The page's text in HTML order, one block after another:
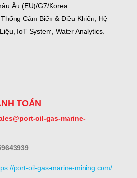
Âu (EU)/G7/Korea.
Cảm Biến & Điều Khiển, Hệ
IoT System, Water Analytics.
TOÁN
oil-gas-marine-
port-oil-gas-marine-mining.com/